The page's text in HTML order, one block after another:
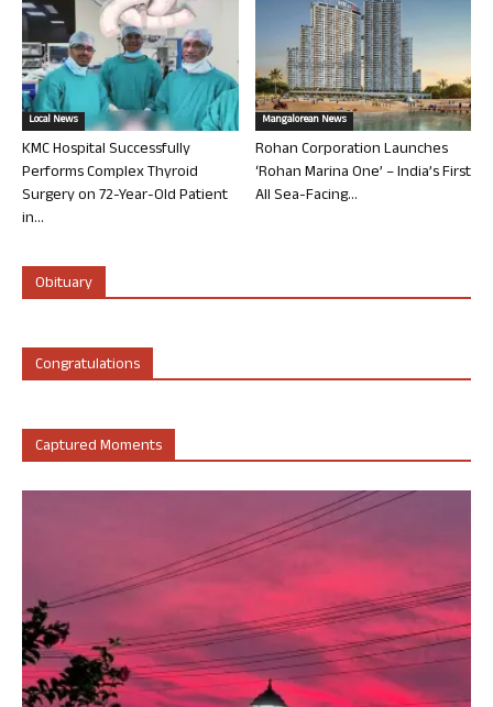
Local News
KMC Hospital Successfully
Performs Complex Thyroid
Surgery on 72-Year-Old Patient
in...
Mangalorean News
Rohan Corporation Launches
‘Rohan Marina One’ – India’s First
All Sea-Facing...
Obituary
Congratulations
Captured Moments